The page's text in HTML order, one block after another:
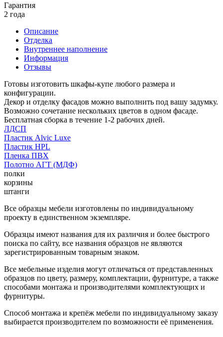
Гарантия
2 года
Описание
Отделка
Внутреннее наполнение
Информация
Отзывы
Готовы изготовить шкафы-купе любого размера и
конфигурации.
Декор и отделку фасадов можно выполнить под вашу задумку.
Возможно сочетание нескольких цветов в одном фасаде.
Бесплатная сборка в течение 1-2 рабочих дней.
ЛДСП
Пластик Alvic Luxe
Пластик HPL
Пленка ПВХ
Полотно АГТ (МДФ)
полки
корзины
штанги
Все образцы мебели изготовлены по индивидуальному
проекту в единственном экземпляре.
Образцы имеют названия для их различия и более быстрого
поиска по сайту, все названия образцов не являются
зарегистрированным товарным знаком.
Все мебельные изделия могут отличаться от представленных
образцов по цвету, размеру, комплектации, фурнитуре, а также
способами монтажа и производителями комплектующих и
фурнитуры.
Способ монтажа и крепёж мебели по индивидуальному заказу
выбирается производителем по возможности её применения.